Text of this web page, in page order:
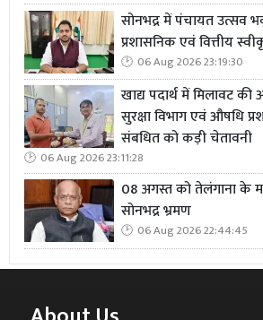
सोनभद्र में पंचायत उत्सव
प्रशासनिक एवं वित्तीय
06 Aug 2026 23:19:30
खाद्य पदार्थ में मिलावट
सुरक्षा विभाग एवं औषधि
संबधित को कड़ी चेतावनी
06 Aug 2026 23:11:28
08 अगस्त को तेलंगाना के
सोनभद्र भ्रमण
06 Aug 2026 22:44:45